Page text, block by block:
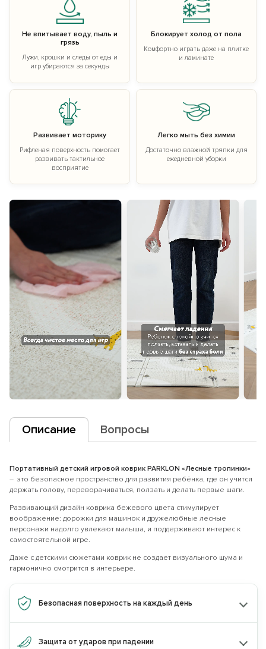
Не впитывает воду, пыль и
грязь
Лужи, крошки и следы от еды и
игр убираются за секунды
Блокирует холод от пола
Комфортно играть даже на плитке
и ламинате
Развивает моторику
Рифленая поверхность помогает
развивать тактильное
восприятие
Легко мыть без химии
Достаточно влажной тряпки для
ежедневной уборки
Описание Вопросы
Портативный детский игровой коврик PARKLON «Лесные тропинки»
– это безопасное пространство для развития ребёнка, где он учится
держать голову, переворачиваться, ползать и делать первые шаги.
Развивающий дизайн коврика бежевого цвета стимулирует
воображение: дорожки для машинок и дружелюбные лесные
персонажи надолго увлекают малыша, и поддерживают интерес к
самостоятельной игре.
Даже с детскими сюжетами коврик не создает визуального шума и
гармонично смотрится в интерьере.
Безопасная поверхность на каждый день
Защита от ударов при падении
товаров одного брендапо промокоду: